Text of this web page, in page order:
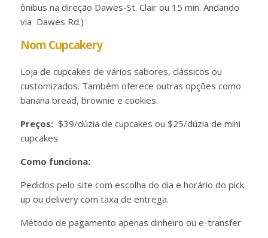
ônibus na direção Dawes-St. Clair ou 15 min. Andando
via Dawes Rd.)
Nom Cupcakery
Loja de cupcakes de vários sabores, clássicos ou
customizados. Também oferece outras opções como
banana bread, brownie e cookies.
Preços: $39/dúzia de cupcakes ou $25/dúzia de mini
cupcakes
Como funciona:
Pedidos pelo site com escolha do dia e horário do pick
up ou delivery com taxa de entrega.
Método de pagamento apenas dinheiro ou e-transfer